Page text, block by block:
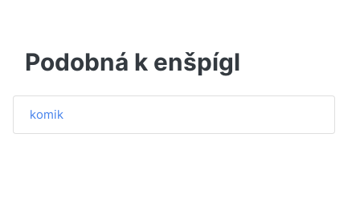
Podobná k enšpígl
komik